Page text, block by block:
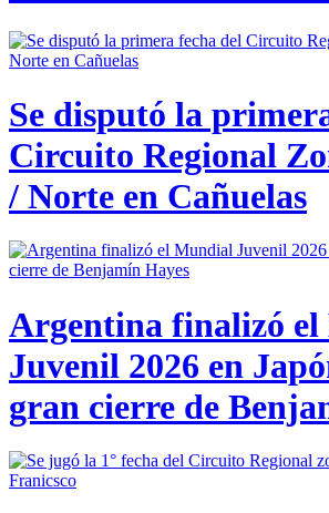
Se disputó la
Circuito Regional
/ Norte en Cañuelas
Argentina finalizó
Juvenil 2026 en
gran cierre de